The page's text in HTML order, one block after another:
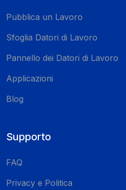
Pubblica un Lavoro
Sfoglia Datori di Lavoro
Pannello dei Datori di Lavoro
Applicazioni
Blog
Supporto
FAQ
Privacy e Politica